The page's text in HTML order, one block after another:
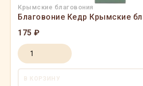
Крымские благовония
Благовоние Кедр Крымские
175 ₽
В КОРЗИНУ